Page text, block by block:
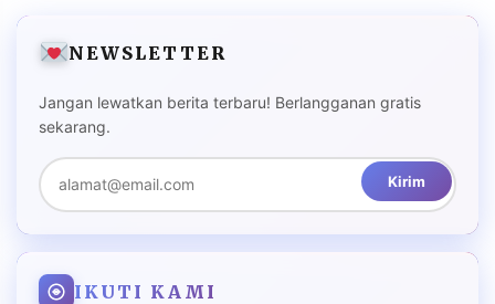
NEWSLETTER
Jangan lewatkan berita terbaru! Berlangganan gratis
sekarang.
Kirim
IKUTI KAMI